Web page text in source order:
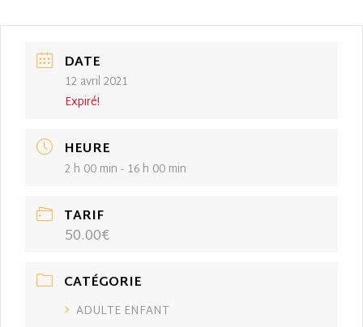
DATE
12 avril 2021
Expiré!
HEURE
2 h 00 min - 16 h 00 min
TARIF
50.00€
CATÉGORIE
ADULTE ENFANT